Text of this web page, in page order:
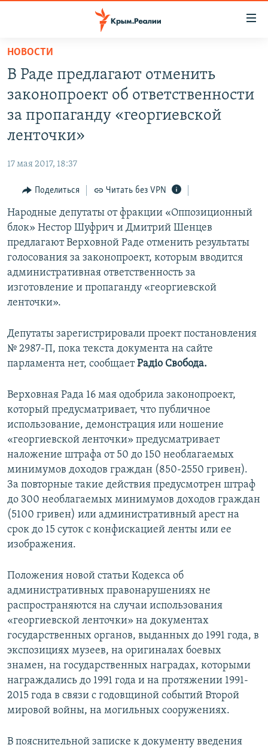
Вернуться
основному
содержанию
главной
Вернутся
поиску
СПЕЦПРОЕКТЫ
ИНФОГРАФИКА
ТЕЛЕПРОЕКТ КРЫМ.РЕАЛИИ
СОВЕТЫ ПРАВОЗАЩИТНИКОВ
ПРОПАВШИЕ БЕЗ ВЕСТИ
ПОБЕДИТЕЛЕЙ НЕ СУДЯТ?
КРЫМ.НЕПОКОРЕННЫЙ
УКРАИНСКАЯ ПРОБЛЕМА КРЫМА
РАДІО СВОБОДА
КАК ОБОЙТИ БЛОКИРОВКУ
Українською
Qırımtatar
ПРИСОЕДИНЯЙТЕСЬ!
Все сайты RFE/RL
НОВОСТИ
В Раде предлагают отменить
законопроект об ответственности
за пропаганду «георгиевской
ленточки»
17 мая 2017, 18:37
Поделиться Читать без VPN
Народные депутаты от фракции «Оппозиционный
блок» Нестор Шуфрич и Дмитрий Шенцев
предлагают Верховной Раде отменить результаты
голосования за законопроект, которым вводится
административная ответственность за
изготовление и пропаганду «георгиевской
ленточки».
Депутаты зарегистрировали проект постановления
№ 2987-П, пока текста документа на сайте
парламента нет, сообщаетРадiо Свобода.
Верховная Рада 16 мая одобрила законопроект,
который предусматривает, что публичное
использование, демонстрация или ношение
«георгиевской ленточки» предусматривает
наложение штрафа от 50 до 150 необлагаемых
минимумов доходов граждан (850-2550 гривен).
За повторные такие действия предусмотрен штраф
до 300 необлагаемых минимумов доходов граждан
(5100 гривен) или административный арест на
срок до 15 суток с конфискацией ленты или ее
изображения.
Положения новой статьи Кодекса об
административных правонарушениях не
распространяются на случаи использования
«георгиевской ленточки» на документах
государственных органов, выданных до 1991 года, в
экспозициях музеев, на оригиналах боевых
знамен, на государственных наградах, которыми
награждались до 1991 года и на протяжении 1991-
2015 года в связи с годовщиной событий Второй
мировой войны, на могильных сооружениях.
В пояснительной записке к документу введения